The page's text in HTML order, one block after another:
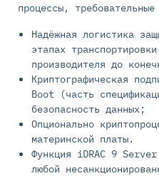
процессы,
Надёжная логистика
этапах
производителя до
Криптографическая
Boot (часть
безопасность данных;
Опционально
материнской платы.
Функция iDRAC 9
любой